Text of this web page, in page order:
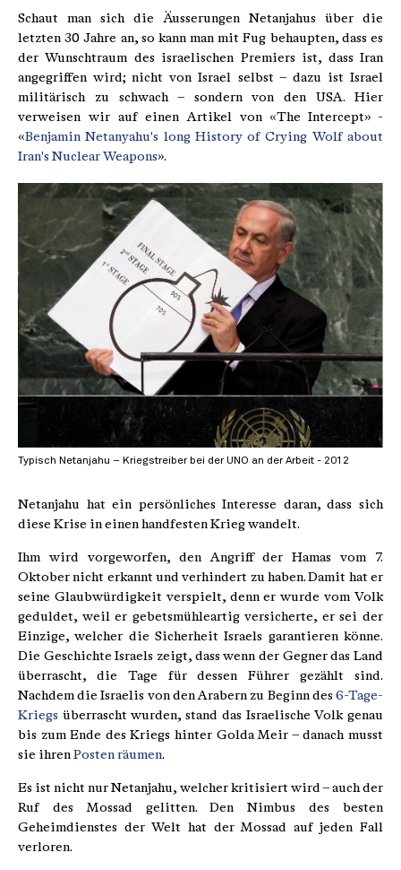
Schaut man sich die Äusserungen Netanjahus über die
letzten 30 Jahre an, so kann man mit Fug behaupten, dass es
der Wunschtraum des israelischen Premiers ist, dass Iran
angegriffen wird; nicht von Israel selbst – dazu ist Israel
militärisch zu schwach – sondern von den USA. Hier
verweisen wir auf einen Artikel von «The Intercept» -
«Benjamin Netanyahu's long History of Crying Wolf about
Iran's Nuclear Weapons».
Typisch Netanjahu – Kriegstreiber bei der UNO an der Arbeit - 2012
Netanjahu hat ein persönliches Interesse daran, dass sich
diese Krise in einen handfesten Krieg wandelt.
Ihm wird vorgeworfen, den Angriff der Hamas vom 7.
Oktober nicht erkannt und verhindert zu haben. Damit hat er
seine Glaubwürdigkeit verspielt, denn er wurde vom Volk
geduldet, weil er gebetsmühleartig versicherte, er sei der
Einzige, welcher die Sicherheit Israels garantieren könne.
Die Geschichte Israels zeigt, dass wenn der Gegner das Land
überrascht, die Tage für dessen Führer gezählt sind.
Nachdem die Israelis von den Arabern zu Beginn des 6-Tage-
Kriegs überrascht wurden, stand das Israelische Volk genau
bis zum Ende des Kriegs hinter Golda Meir – danach musst
sie ihren Posten räumen.
Es ist nicht nur Netanjahu, welcher kritisiert wird – auch der
Ruf des Mossad gelitten. Den Nimbus des besten
Geheimdienstes der Welt hat der Mossad auf jeden Fall
verloren.